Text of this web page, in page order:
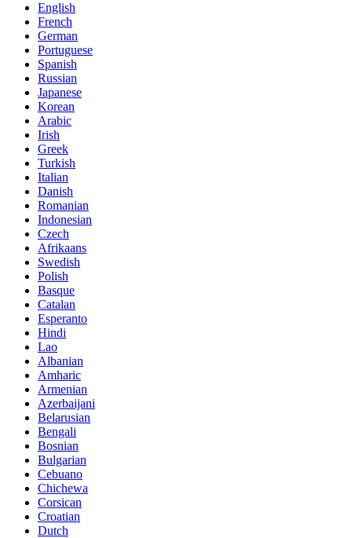
English
French
German
Portuguese
Spanish
Russian
Japanese
Korean
Arabic
Irish
Greek
Turkish
Italian
Danish
Romanian
Indonesian
Czech
Afrikaans
Swedish
Polish
Basque
Catalan
Esperanto
Hindi
Lao
Albanian
Amharic
Armenian
Azerbaijani
Belarusian
Bengali
Bosnian
Bulgarian
Cebuano
Chichewa
Corsican
Croatian
Dutch